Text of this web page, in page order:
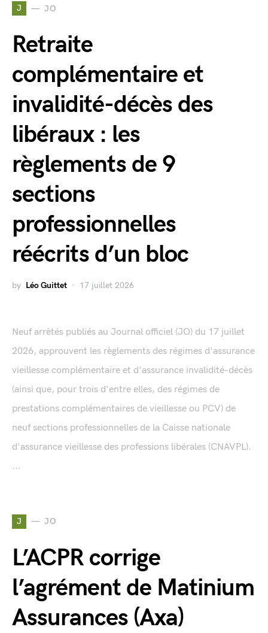
J JO
Retraite
complémentaire et
invalidité-décès des
libéraux : les
règlements de 9
sections
professionnelles
réécrits d’un bloc
by Léo Guittet 17 juillet 2026
Neuf arrêtés publiés au Journal officiel (JO) du 17 juillet
2026, approuvent les règlements des régimes d'assurance
vieillesse complémentaire et d'assurance invalidité-décès
(ainsi que, pour trois d'entre elles, des régimes de
prestations complémentaires de vieillesse ou PCV) de
neuf sections professionnelles de la Caisse nationale
d'assurance vieillesse des professions libérales (CNAVPL).
...
J JO
L’ACPR corrige
l’agrément de Matinium
Assurances (Axa)